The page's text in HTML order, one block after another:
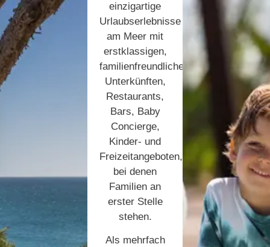
einzigartige
Urlaubserlebnisse
am Meer mit
erstklassigen,
familienfreundlichen
Unterkünften,
Restaurants,
Bars, Baby
Concierge,
Kinder- und
Freizeitangeboten,
bei denen
Familien an
erster Stelle
stehen.
Als mehrfach